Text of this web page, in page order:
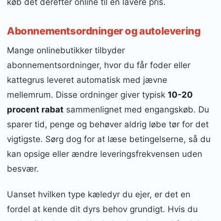
køb det derefter online til en lavere pris.
Abonnementsordninger og autolevering
Mange onlinebutikker tilbyder
abonnementsordninger, hvor du får foder eller
kattegrus leveret automatisk med jævne
mellemrum. Disse ordninger giver typisk 10-20
procent rabat sammenlignet med engangskøb. Du
sparer tid, penge og behøver aldrig løbe tør for det
vigtigste. Sørg dog for at læse betingelserne, så du
kan opsige eller ændre leveringsfrekvensen uden
besvær.
Uanset hvilken type kæledyr du ejer, er det en
fordel at kende dit dyrs behov grundigt. Hvis du